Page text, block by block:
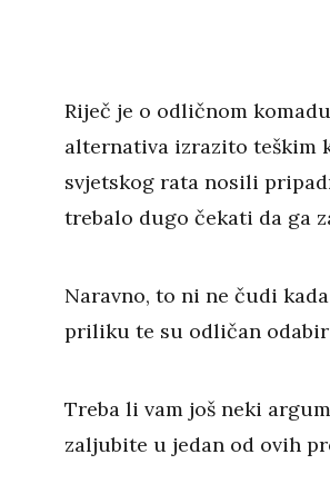
Riječ je o odličnom
alternativa izrazito teškim
svjetskog rata nosili
trebalo dugo čekati da ga
Naravno, to ni ne čudi
priliku te su odličan
Treba li vam još neki
zaljubite u jedan od ovih